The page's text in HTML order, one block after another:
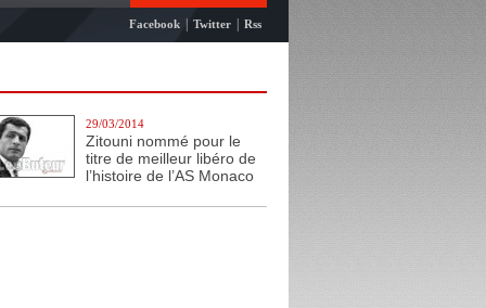
Photo
Facebook Twitter Rss
29/03/2014
Zitouni nommé pour le
titre de meilleur libéro de
l’histoire de l’AS Monaco